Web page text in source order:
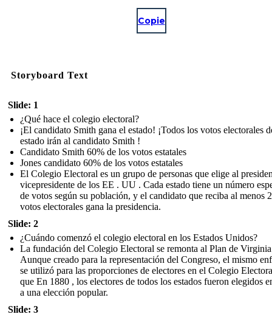
Copie
Storyboard Text
Slide: 1
¿Qué hace el colegio electoral?
¡El candidato Smith gana el estado! ¡Todos los votos electorales
estado irán al candidato Smith !
Candidato Smith 60% de los votos estatales
Jones candidato 60% de los votos estatales
El Colegio Electoral es un grupo de personas que elige al
vicepresidente de los EE . UU . Cada estado tiene un número
de votos según su población, y el candidato que reciba al menos
votos electorales gana la presidencia.
Slide: 2
¿Cuándo comenzó el colegio electoral en los Estados Unidos?
La fundación del Colegio Electoral se remonta al Plan de
Aunque creado para la representación del Congreso, el mismo
se utilizó para las proporciones de electores en el Colegio
que En 1880 , los electores de todos los estados fueron elegidos
a una elección popular.
Slide: 3